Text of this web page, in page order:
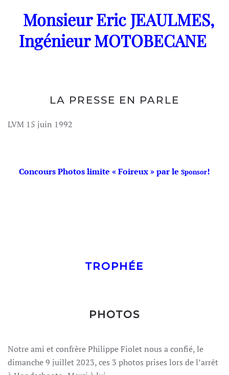
Monsieur Eric JEAULMES,
Ingénieur MOTOBECANE
LA PRESSE EN PARLE
LVM 15 juin 1992
Concours Photos limite « Foireux » par le Sponsor!
TROPHÉE
PHOTOS
Notre ami et confrère Philippe Fiolet nous a confié, le
dimanche 9 juillet 2023, ces 3 photos prises lors de l’arrêt